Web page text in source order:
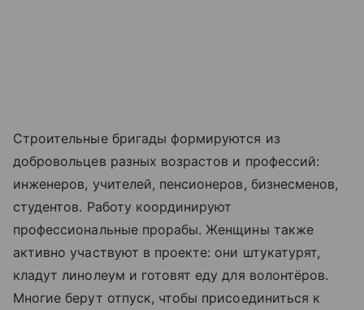
Строительные бригады формируются из
добровольцев разных возрастов и профессий:
инженеров, учителей, пенсионеров, бизнесменов,
студентов. Работу координируют
профессиональные прорабы. Женщины также
активно участвуют в проекте: они штукатурят,
кладут линолеум и готовят еду для волонтёров.
Многие берут отпуск, чтобы присоединиться к